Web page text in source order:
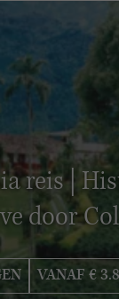
reis |
door
VANAF €